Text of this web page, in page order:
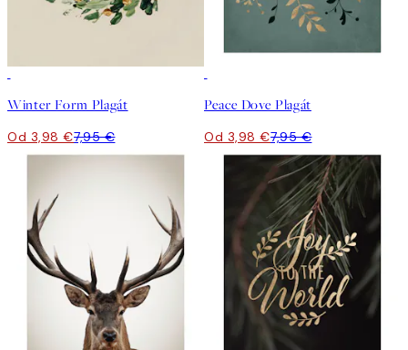
Winter Form Plagát
Od 3,98 €7,95 €
Peace Dove Plagát
Od 3,98 €7,95 €